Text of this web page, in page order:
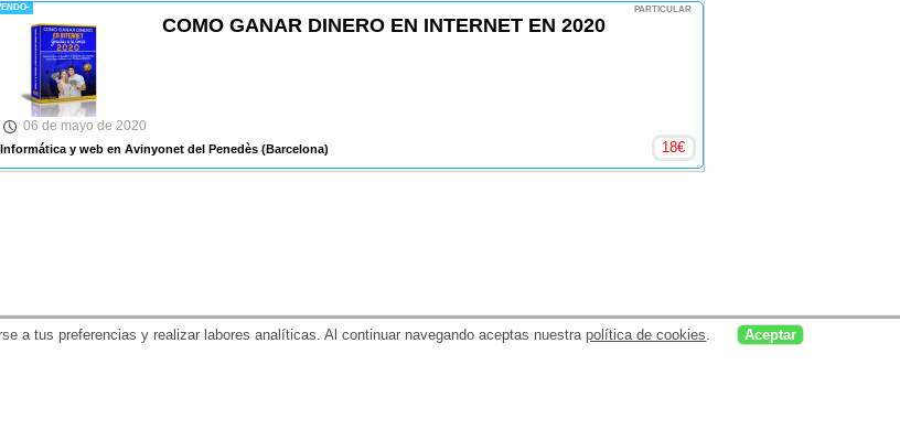
PARTICULAR
COMO GANAR DINERO EN INTERNET EN 2020
06 de mayo de 2020
Informática y web en Avinyonet del Penedès(Barcelona) 18€
a tus preferencias y realizar labores analíticas. Al continuar navegando aceptas nuestrapolítica de cookies Aceptar